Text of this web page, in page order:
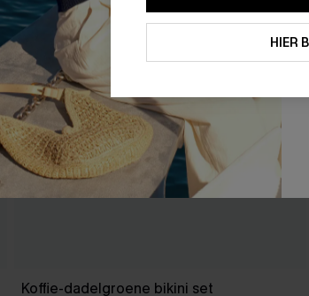
Koffie-dadelgroene bikini set
HIER